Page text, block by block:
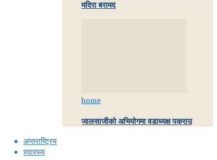
मदिरा बरामद
home
जालसाजीको अभियोगमा वडाध्यक्ष पक्राउ
अन्तराष्ट्रिय
स्वास्थ्य